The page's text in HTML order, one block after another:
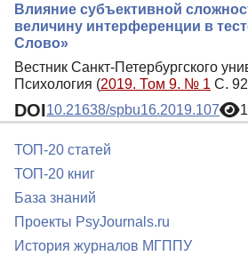
Влияние субъективной
величину интерференции в
Слово»
Вестник Санкт-Петербургского
Психология (2019. Том 9. № 1 С.
DOI10.21638/spbu16.2019.107
ТОП-20 статей
ТОП-20 книг
База знаний
Проекты PsyJournals.ru
История журналов МГППУ